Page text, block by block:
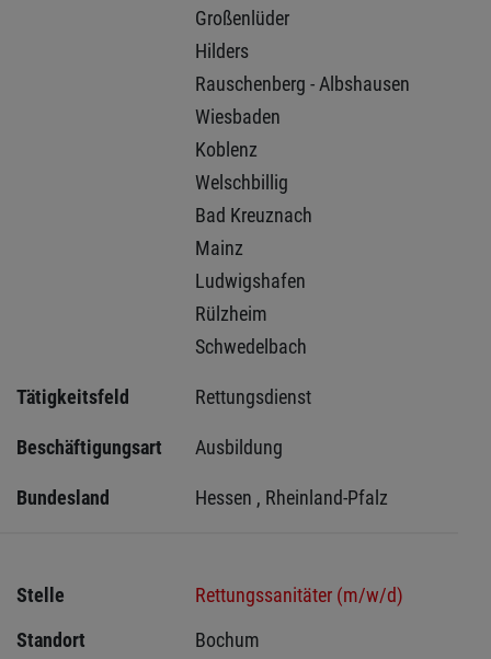
Großenlüder
Hilders
Rauschenberg - Albshausen
Wiesbaden
Koblenz
Welschbillig
Bad Kreuznach
Mainz
Ludwigshafen
Rülzheim
Schwedelbach
Tätigkeitsfeld Rettungsdienst
Beschäftigungsart Ausbildung
Bundesland Hessen , Rheinland-Pfalz
Stelle
Rettungssanitäter (m/w/d)
Standort
Bochum